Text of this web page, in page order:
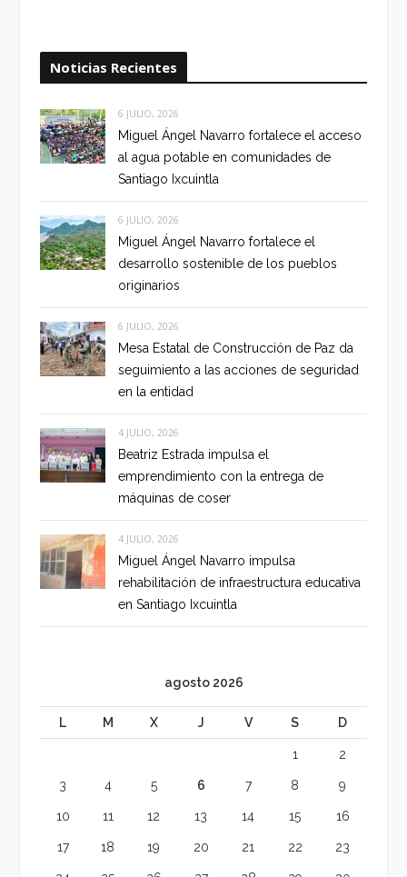
Noticias Recientes
6 JULIO, 2026
Miguel Ángel Navarro fortalece el acceso
al agua potable en comunidades de
Santiago Ixcuintla
6 JULIO, 2026
Miguel Ángel Navarro fortalece el
desarrollo sostenible de los pueblos
originarios
6 JULIO, 2026
Mesa Estatal de Construcción de Paz da
seguimiento a las acciones de seguridad
en la entidad
4 JULIO, 2026
Beatriz Estrada impulsa el
emprendimiento con la entrega de
máquinas de coser
4 JULIO, 2026
Miguel Ángel Navarro impulsa
rehabilitación de infraestructura educativa
en Santiago Ixcuintla
agosto 2026
L M X J V S D
1 2
3 4 5 6 7 8 9
10 11 12 13 14 15 16
17 18 19 20 21 22 23